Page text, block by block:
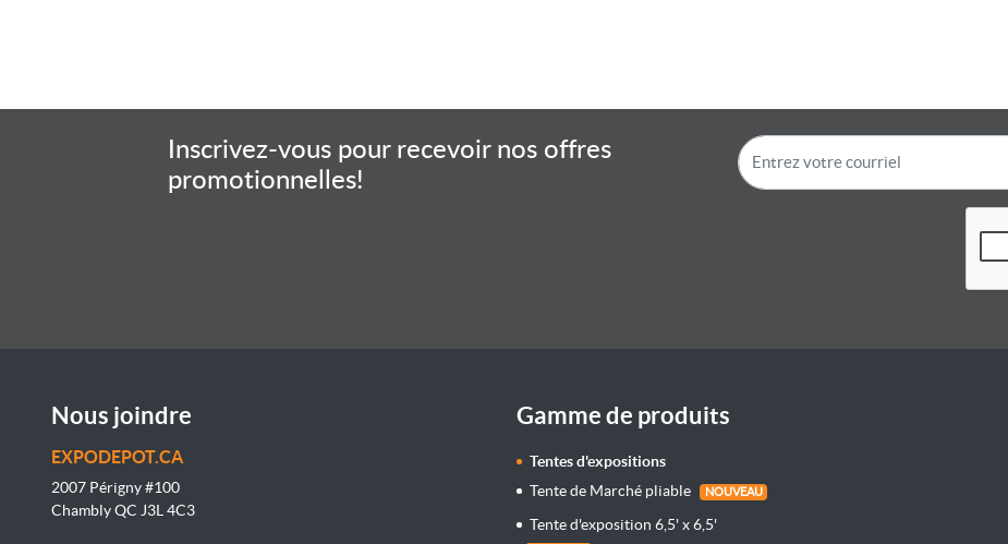
Inscrivez-vous pour recevoir nos offres
promotionnelles!
Nous joindre
EXPODEPOT.CA
2007 Périgny #100
Chambly QC J3L 4C3
Gamme de produits
Tentes d'expositions
Tente de Marché pliable
NOUVEAU
Tente d'exposition 6,5' x 6,5'